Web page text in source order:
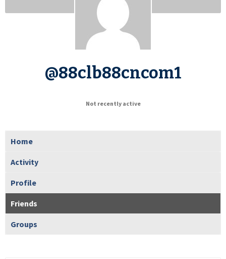
@88clb88cncom1
Not recently active
Home
Activity
Profile
Friends
Groups